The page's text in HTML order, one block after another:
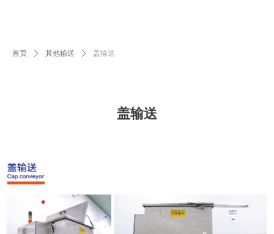
首页 ꄲ 其他输送 ꄲ 盖输送
盖输送